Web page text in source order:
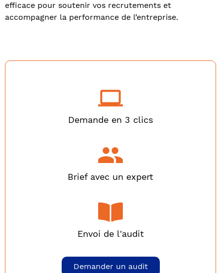
efficace pour soutenir vos recrutements et
accompagner la performance de l’entreprise.
Demande en 3 clics
Brief avec un expert
Envoi de l'audit
Demander un audit